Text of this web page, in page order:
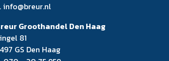
info@breur.nl
Groothandel Den Haag
81
GS Den Haag